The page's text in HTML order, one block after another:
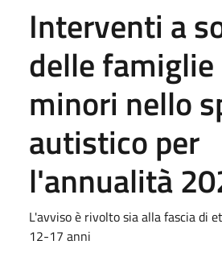
Interventi a
delle famiglie
minori nello
autistico per
l'annualità
L'avviso è rivolto sia alla fascia di
12-17 anni